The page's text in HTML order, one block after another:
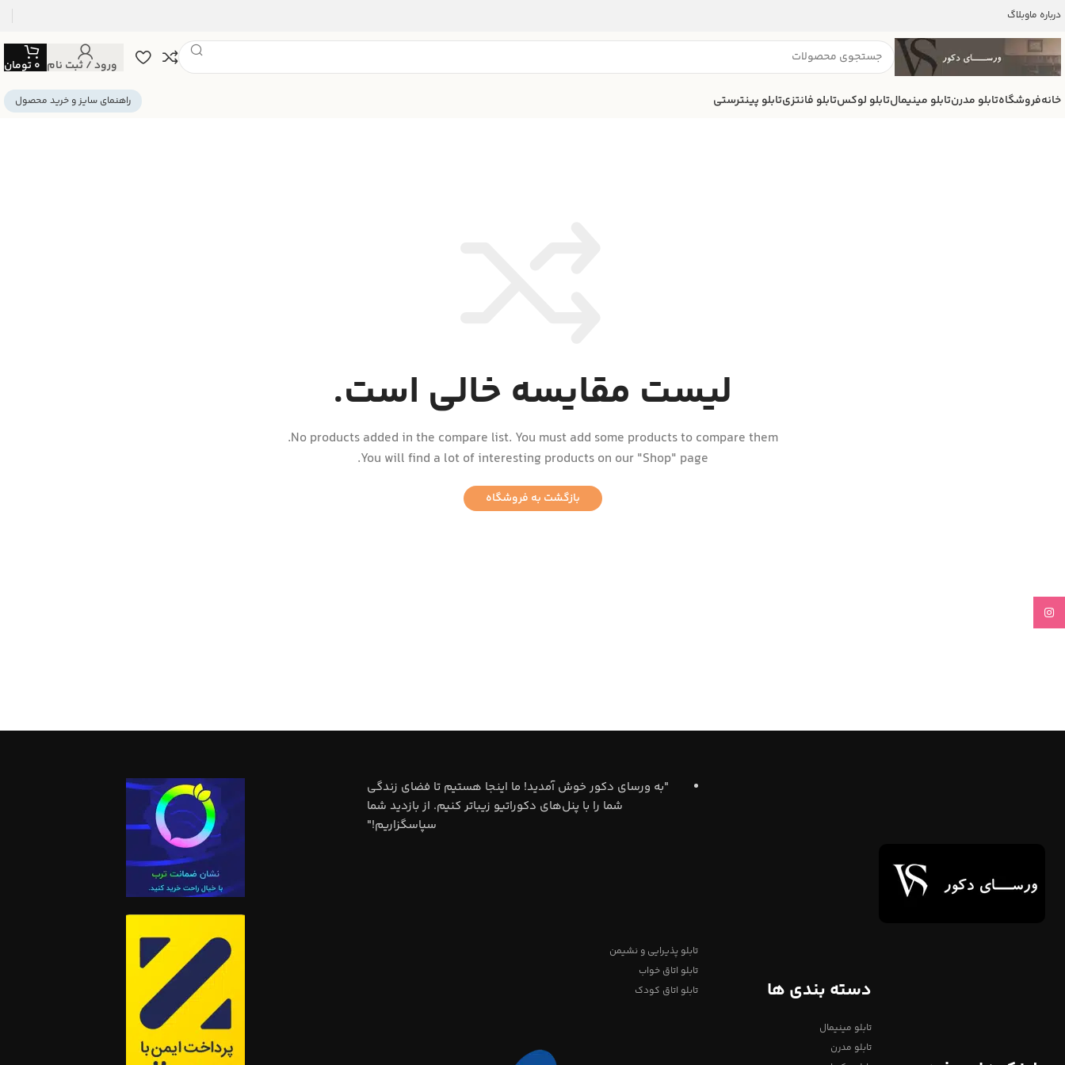
درباره ماوبلاگ
ورود / ثبت نام 0تومان
خانهفروشگاهتابلو مدرنتابلو مینیمالتابلو لوکستابلو فانتزیتابلو پینترستی راهنمای سایز و خرید محصول
لیست مقایسه خالی است.
No products added in the compare list. You must add some products to compare them.
You will find a lot of interesting products on our "Shop" page.
بازگشت به فروشگاه
دسته بندی ها
تابلو مینیمال
تابلو مدرن
"به ورسای دکور خوش آمدید! ما اینجا هستیم تا فضای زندگی
شما را با پنل‌های دکوراتیو زیباتر کنیم. از بازدید شما
سپاسگزاریم!"
تابلو پذیرایی و نشیمن
تابلو اتاق خواب
تابلو اتاق کودک